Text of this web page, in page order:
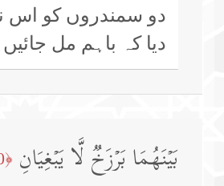
دو سمندروں کو اس
دیا کہ باہم مل جائیں
بَیۡنَهُمَا بَرۡزَخࣱ لَّا یَبۡغِیَانِ ﴿20﴾